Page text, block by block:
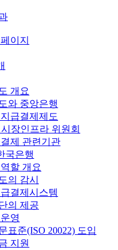
이지
개요
와 중앙은행
급결제제도
장인프라 위원회
제 관련기관
국은행
할 개요
의 감시
결제시스템
의 제공
영
표준(ISO 20022) 도입
지원